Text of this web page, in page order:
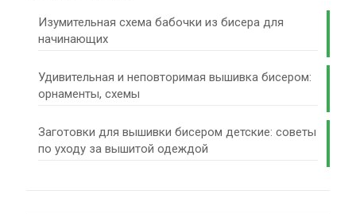
Изумительная схема бабочки из бисера для
начинающих
Удивительная и неповторимая вышивка бисером:
орнаменты, схемы
Заготовки для вышивки бисером детские: советы
по уходу за вышитой одеждой